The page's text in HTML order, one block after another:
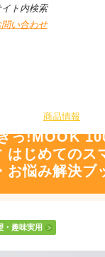
イト内検索
問い合わせ
商品情報
スマホ トラブル・お悩み
っ!MOOK
はじめてのス
お悩み解決ブ
・趣味実用